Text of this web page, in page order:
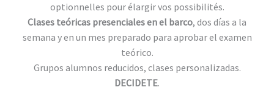
optionnelles pour élargir vos possibilités.
Clases teóricas presenciales en el barco, dos días a la
semana y en un mes preparado para aprobar el examen
teórico.
Grupos alumnos reducidos, clases personalizadas.
DECIDETE.